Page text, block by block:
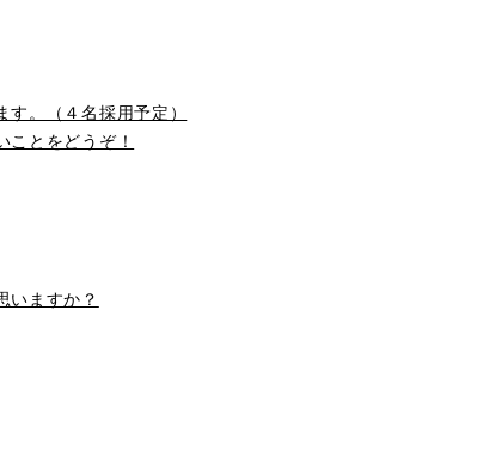
す。（４名採用予定）
ことをどうぞ！
いますか？